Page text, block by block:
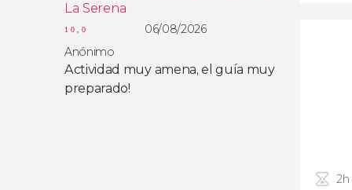
La Serena
10,0
06/08/2026
Anónimo
Actividad muy amena, el guía muy
preparado!